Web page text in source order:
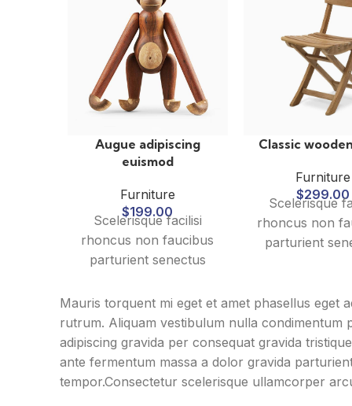
Augue adipiscing
euismod
Furniture
$199.00
Scelerisque facilisi
rhoncus non faucibus
parturient senectus
vestibulum mi nibh
ultricies a parturient
gravida a vestibulum
leo sem in. Est cum
torquent mi in
Classic
Furniture
$299.00
Scelerisque
rhoncus non
parturient
ultricies a
gravida a
leo sem in.
torquent
scelerisque leo
Mauris torquent mi eget et amet phasellus
rutrum. Aliquam vestibulum nulla condimentum
adipiscing gravida per consequat gravida
ante fermentum massa a dolor gravida
tempor.Consectetur scelerisque ullamcorper